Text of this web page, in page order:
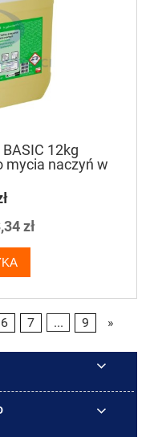
BASIC 12kg
mycia naczyń w
i
zł
6 7 ... 9 »